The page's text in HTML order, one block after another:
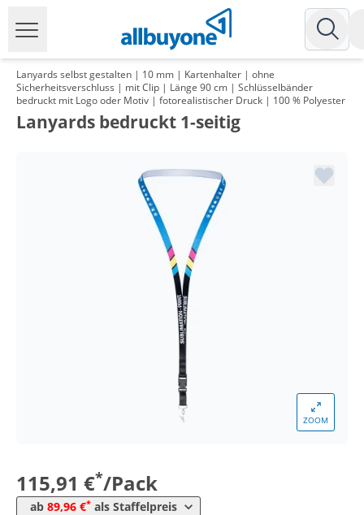
Lanyards selbst gestalten | 10 mm | Kartenhalter | ohne
Sicherheitsverschluss | mit Clip | Länge 90 cm | Schlüsselbänder
bedruckt mit Logo oder Motiv | fotorealistischer Druck | 100 % Polyester
Lanyards bedruckt 1-seitig
ZOOM
115,91 €*/Pack
ab 89,96 €* als Staffelpreis
Preis
105,91 €
101,98 €
97,94 €
95,91 €
93,89 €
ab 100 Pack 89,96 €